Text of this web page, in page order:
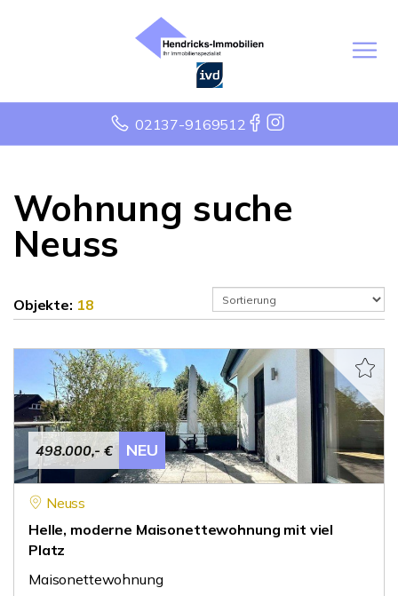
02137-9169512
Wohnung suche
Neuss
Objekte: 18
498.000,- € NEU
Neuss
Helle, moderne Maisonettewohnung mit viel
Platz
Maisonettewohnung